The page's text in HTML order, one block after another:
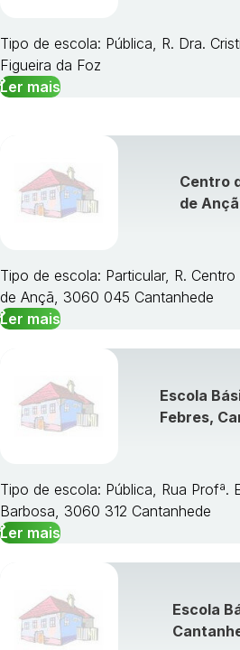
Tipo de escola: Pública, R. Dra.
Figueira da Foz
Ler mais
Centro
de Ançã
Tipo de escola: Particular, R.
de Ançã, 3060 045 Cantanhede
Ler mais
Escola
Febres,
Tipo de escola: Pública, Rua Profª.
Barbosa, 3060 312 Cantanhede
Ler mais
Escola